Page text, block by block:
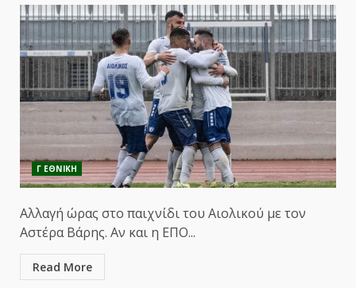
Γ ΕΘΝΙΚΗ
Αλλαγή ώρας στο παιχνίδι του Αιολικού με τον
Αστέρα Βάρης. Αν και η ΕΠΟ...
Read More